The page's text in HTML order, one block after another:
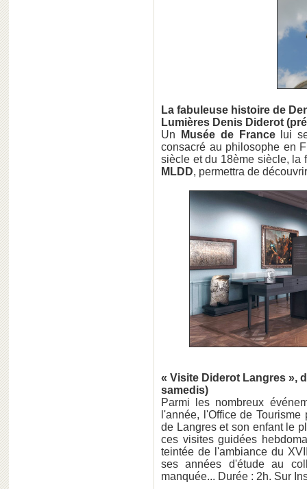
La fabuleuse histoire de
Lumières Denis Diderot
Un
Musée de Francelui
consacré au philosophe en
siècle et du 18ème siècle, la
MLDD, permettra de
« Visite Diderot Langres »,
samedis)
Parmi les nombreux
l'année, l'Office de
de Langres et son enfant le
ces visites guidées
teintée de l'ambiance du
ses années d'étude au
manquée... Durée : 2h. Sur